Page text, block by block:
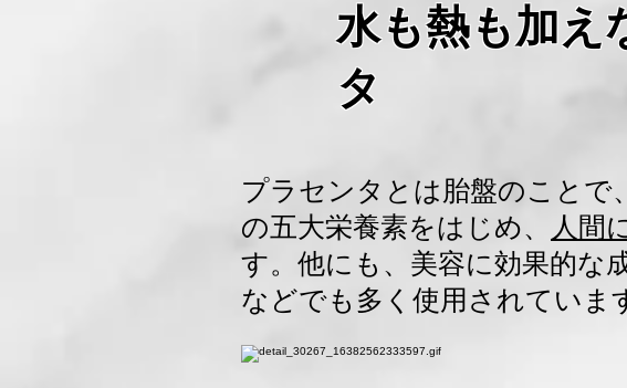
水も熱も加え
タ
プラセンタとは胎盤のことで、
の五大栄養素をはじめ、
人間
す。他にも、美容に効果的な
などでも多く使用されていま